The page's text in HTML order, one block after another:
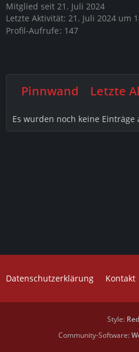
Mitglied seit 21. Juli 2024
Letzte Aktivität: 21. Juli 2024 um
Profil-Aufrufe 147
Pinnwand Letzte
Es wurden noch keine
Datenschutzerklärung Kontakt
Style:
Community-Software: